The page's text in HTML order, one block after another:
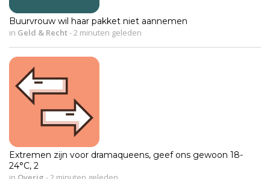
Buurvrouw wil haar pakket niet aannemen
in Geld & Recht-2 minuten geleden
Extremen zijn voor dramaqueens, geef ons gewoon 18-
24°C, 2